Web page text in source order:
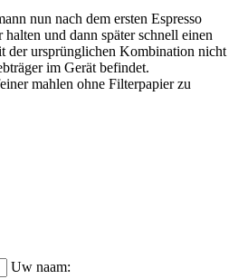
nun nach dem ersten Espresso
und dann später schnell einen
der ursprünglichen Kombination nicht
im Gerät befindet.
mahlen ohne Filterpapier zu
Uw naam: